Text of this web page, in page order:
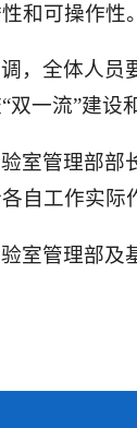
和可操作性。
，全体人员
双一流”建设
室管理部部
自工作实际
室管理部及